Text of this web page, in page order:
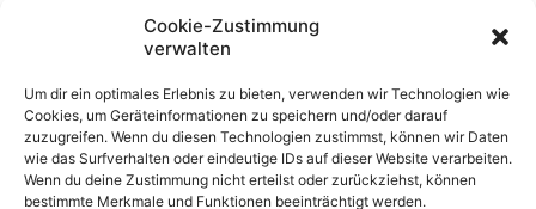
Cookie-Zustimmung
verwalten
Um dir ein optimales Erlebnis zu bieten, verwenden wir Technologien wie
Cookies, um Geräteinformationen zu speichern und/oder darauf
zuzugreifen. Wenn du diesen Technologien zustimmst, können wir Daten
wie das Surfverhalten oder eindeutige IDs auf dieser Website verarbeiten.
Wenn du deine Zustimmung nicht erteilst oder zurückziehst, können
bestimmte Merkmale und Funktionen beeinträchtigt werden.
Rechtliches
Datenschutzerklärung
Cookie-Richtlinie (EU)